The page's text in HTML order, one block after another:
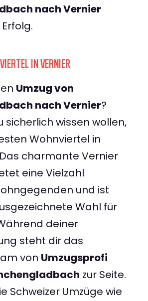
nach Vernier
IN VERNIER
Umzug von
nach Vernier?
sicherlich wissen wollen,
Wohnviertel in
charmante Vernier
eine Vielzahl
und ist
Wahl für
deiner
steht dir das
von Umzugsprofi
zur Seite.
Schweizer Umzüge wie